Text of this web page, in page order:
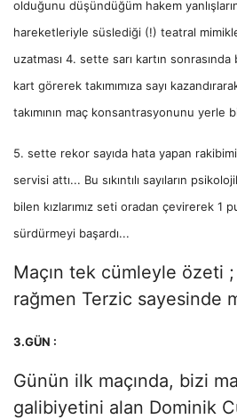
olduğunu düşündüğüm hakem
hareketleriyle süslediği (!) teatral
uzatması 4. sette sarı kartın sonrasında
kart görerek takımımıza sayı
takımının maç konsantrasyonunu yerle
5. sette rekor sayıda hata yapan
servisi attı... Bu sıkıntılı sayıların
bilen kızlarımız seti oradan çevirerek 1
sürdürmeyi başardı...
Maçın tek cümleyle özeti
rağmen Terzic sayesinde
3.GÜN :
Günün ilk maçında, bizi
galibiyetini alan Dominik